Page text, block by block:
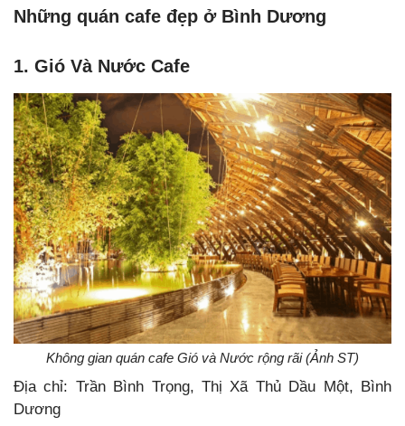
Những quán cafe đẹp ở Bình Dương
1. Gió Và Nước Cafe
Không gian quán cafe Gió và Nước rộng rãi (Ảnh ST)
Địa chỉ: Trần Bình Trọng, Thị Xã Thủ Dầu Một, Bình
Dương